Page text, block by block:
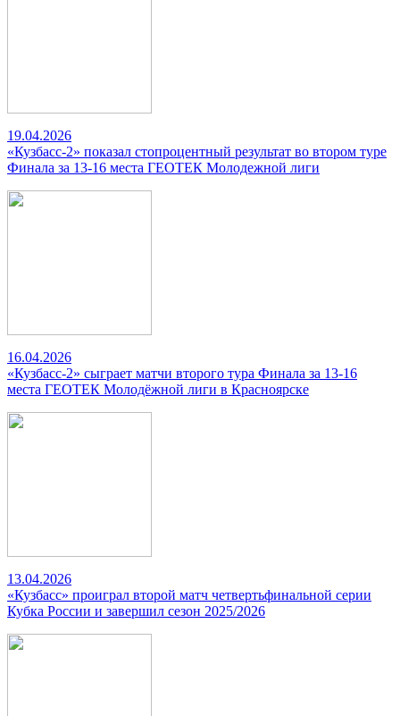
19.04.2026
«Кузбасс-2» показал стопроцентный результат во втором туре
Финала за 13-16 места ГЕОТЕК Молодежной лиги
16.04.2026
«Кузбасс-2» сыграет матчи второго тура Финала за 13-16
места ГЕОТЕК Молодёжной лиги в Красноярске
13.04.2026
«Кузбасс» проиграл второй матч четвертьфинальной серии
Кубка России и завершил сезон 2025/2026